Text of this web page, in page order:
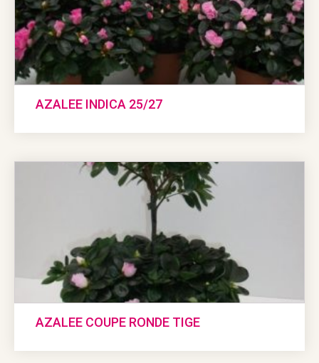
AZALEE INDICA 25/27
AZALEE COUPE RONDE TIGE